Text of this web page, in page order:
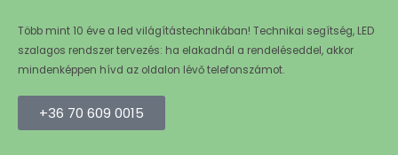
Több mint 10 éve a led világítástechnikában! Technikai segítség, LED
szalagos rendszer tervezés: ha elakadnál a rendeléseddel, akkor
mindenképpen hívd az oldalon lévő telefonszámot.
+36 70 609 0015